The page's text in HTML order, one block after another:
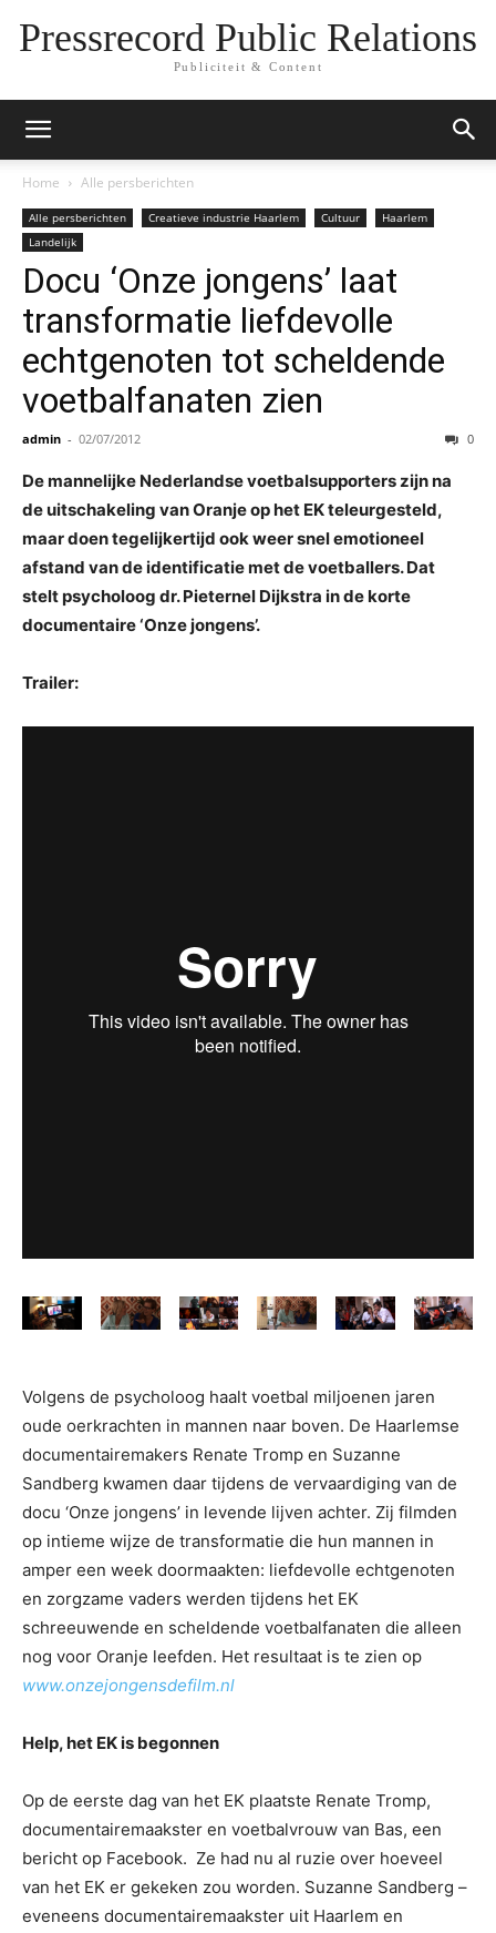
Pressrecord Public Relations
Publiciteit & Content
Home Alle persberichten
Alle persberichten Creatieve industrie Haarlem Cultuur
Haarlem
Landelijk
Docu ‘Onze jongens’ laat
transformatie liefdevolle
echtgenoten tot scheldende
voetbalfanaten zien
admin - 02/07/2012 0
De mannelijke Nederlandse voetbalsupporters zijn na
de uitschakeling van Oranje op het EK teleurgesteld,
maar doen tegelijkertijd ook weer snel emotioneel
afstand van de identificatie met de voetballers. Dat
stelt psycholoog dr. Pieternel Dijkstra in de korte
documentaire ‘Onze jongens’.
Trailer:
Volgens de psycholoog haalt voetbal miljoenen jaren
oude oerkrachten in mannen naar boven. De Haarlemse
documentairemakers Renate Tromp en Suzanne
Sandberg kwamen daar tijdens de vervaardiging van de
docu ‘Onze jongens’ in levende lijven achter. Zij filmden
op intieme wijze de transformatie die hun mannen in
amper een week doormaakten: liefdevolle echtgenoten
en zorgzame vaders werden tijdens het EK
schreeuwende en scheldende voetbalfanaten die alleen
nog voor Oranje leefden. Het resultaat is te zien op
www.onzejongensdefilm.nl
Help, het EK is begonnen
Op de eerste dag van het EK plaatste Renate Tromp,
documentairemaakster en voetbalvrouw van Bas, een
bericht op Facebook. Ze had nu al ruzie over hoeveel
van het EK er gekeken zou worden. Suzanne Sandberg –
eveneens documentairemaakster uit Haarlem en